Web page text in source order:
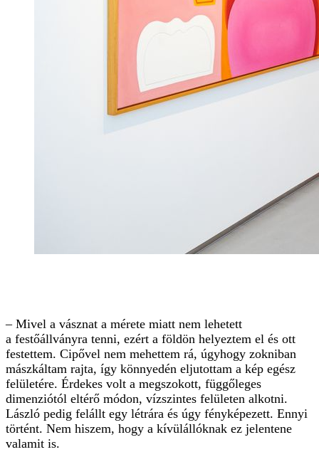
– Mivel a vásznat a mérete miatt nem lehetett
a festőállványra tenni, ezért a földön helyeztem el és ott
festettem. Cipővel nem mehettem rá, úgyhogy zokniban
mászkáltam rajta, így könnyedén eljutottam a kép egész
felületére. Érdekes volt a megszokott, függőleges
dimenziótól eltérő módon, vízszintes felületen alkotni.
László pedig felállt egy létrára és úgy fényképezett. Ennyi
történt. Nem hiszem, hogy a kívülállóknak ez jelentene
valamit is.